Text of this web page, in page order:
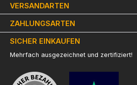
VERSANDARTEN
ZAHLUNGSARTEN
SICHER EINKAUFEN
Mehrfach ausgezeichnet und zertifiziert!